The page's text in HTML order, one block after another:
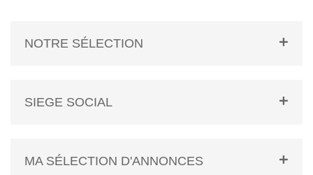
NOTRE SÉLECTION
SIEGE SOCIAL
MA SÉLECTION D'ANNONCES